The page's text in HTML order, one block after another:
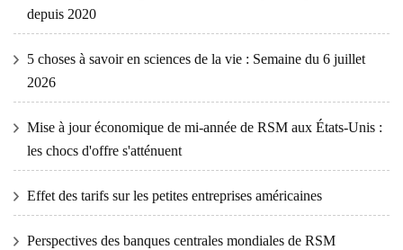
depuis 2020
5 choses à savoir en sciences de la vie : Semaine du 6 juillet
2026
Mise à jour économique de mi-année de RSM aux États-Unis :
les chocs d'offre s'atténuent
Effet des tarifs sur les petites entreprises américaines
Perspectives des banques centrales mondiales de RSM